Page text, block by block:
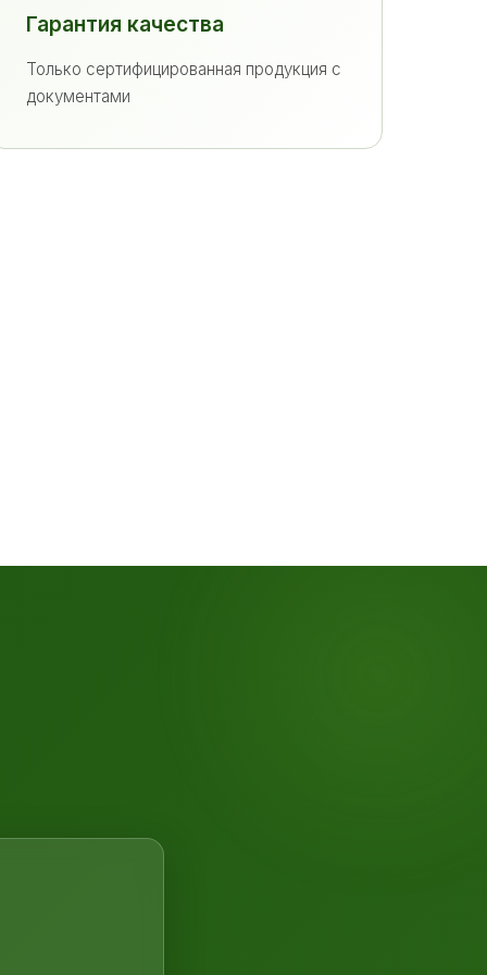
Гарантия качества
Только сертифицированная продукция с
документами